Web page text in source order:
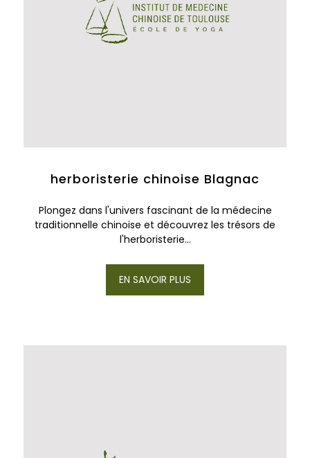
herboristerie chinoise Blagnac
Plongez dans l'univers fascinant de la médecine
traditionnelle chinoise et découvrez les trésors de
l'herboristerie...
EN SAVOIR PLUS